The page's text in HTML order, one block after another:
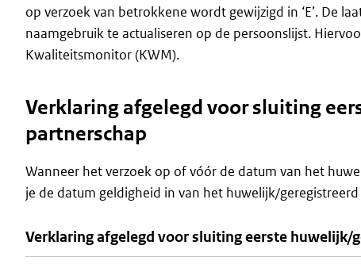
op verzoek van betrokkene wordt gewijzigd in ‘E’. De
naamgebruik te actualiseren op de persoonslijst.
Kwaliteitsmonitor (KWM).
Verklaring afgelegd voor sluiting
partnerschap
Wanneer het verzoek op of vóór de datum van het
je de datum geldigheid in van het huwelijk/
Verklaring afgelegd voor sluiting eerste huwelijk/